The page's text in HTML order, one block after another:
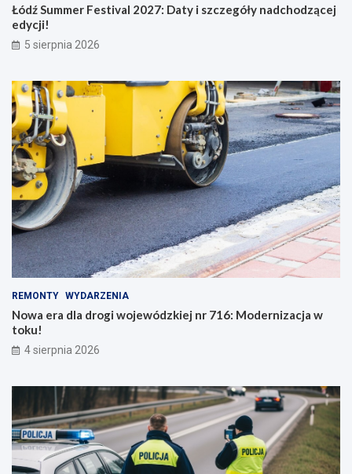
Łódź Summer Festival 2027: Daty i szczegóły nadchodzącej
edycji!
5 sierpnia 2026
REMONTY WYDARZENIA
Nowa era dla drogi wojewódzkiej nr 716: Modernizacja w
toku!
4 sierpnia 2026